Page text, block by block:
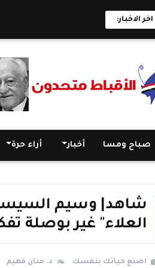
اخر الاخبار:
صباح ومسا أخبار أراء حرة
شاهد| وسيم
العلاء" غير بوصلة
اصنع حياتك بنفسك د. حنان فهيم